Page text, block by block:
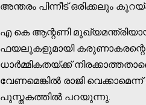
അന്തരം പിന്നീട് ഒരിക്കലും
എ കെ ആന്റണി
ഫയലുകളുമായി കരുണാകരന്റെ
ധാർമ്മികതയ്ക്ക്
വേണമെങ്കില്‍ രാജി
പുസ്തകത്തില്‍ പറയുന്നു.